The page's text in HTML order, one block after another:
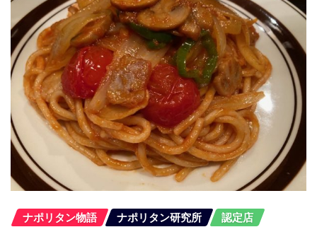
ナポリタン物語 ナポリタン研究所 認定店